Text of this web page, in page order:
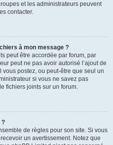
et les administrateurs peuvent
contacter.
à mon message ?
peut être accordée par forum, par
peut ne pas avoir autorisé l’ajout de
postez, ou peut-être que seul un
si vous ne savez pas
fichiers joints sur un forum.
?
de règles pour son site. Si vous
un avertissement. Notez que